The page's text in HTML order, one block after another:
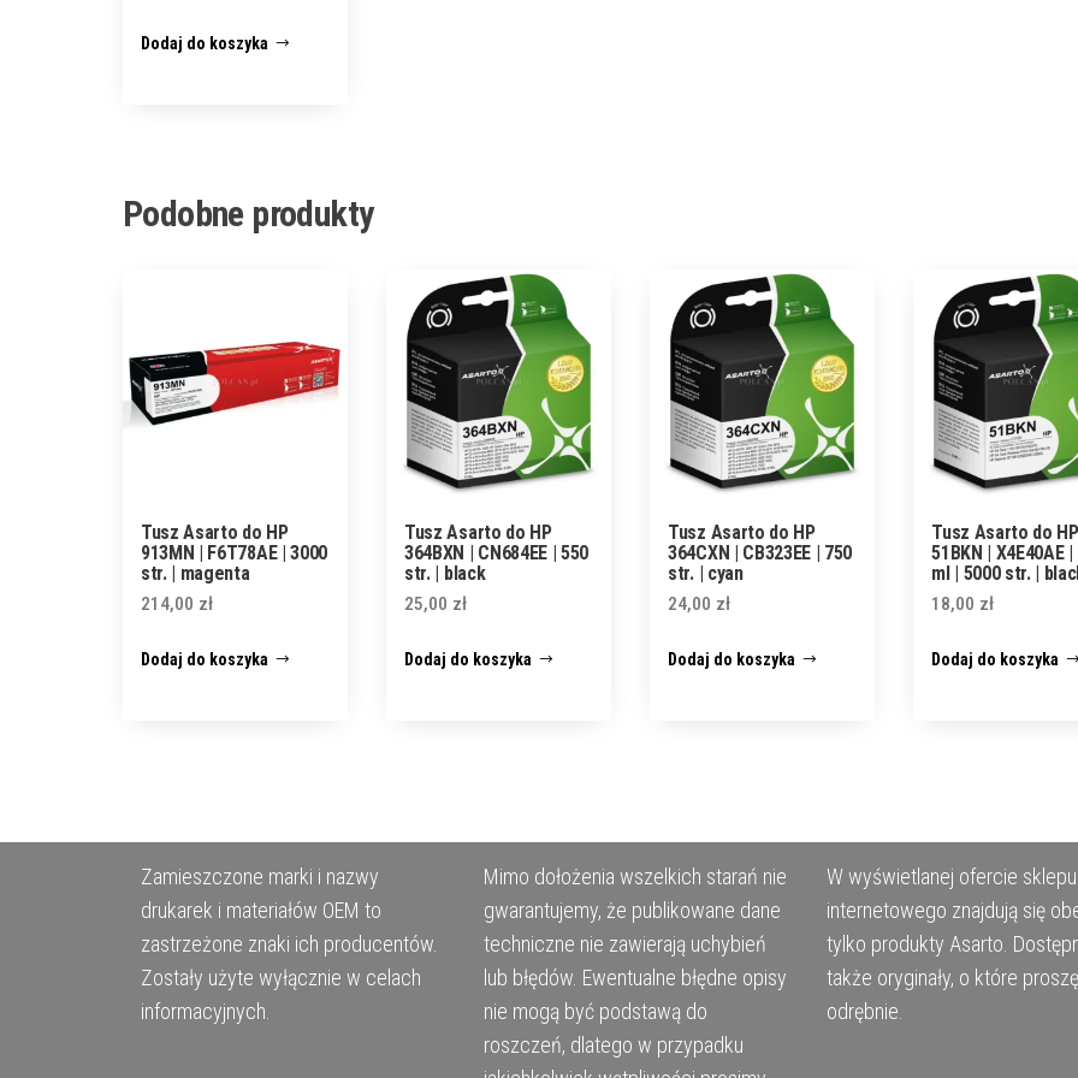
Dodaj do koszyka
Podobne produkty
Tusz Asarto do HP
913MN | F6T78AE | 3000
str. | magenta
214,00 zł
Dodaj do koszyka
Tusz Asarto do HP
364BXN | CN684EE | 550
str. | black
25,00 zł
Dodaj do koszyka
Tusz Asarto do HP
364CXN | CB323EE | 750
str. | cyan
24,00 zł
Dodaj do koszyka
Tusz Asarto do HP
51BKN | X4E40AE |
ml | 5000 str. |
18,00 zł
Dodaj do koszyka
Zamieszczone marki i nazwy
drukarek i materiałów OEM to
zastrzeżone znaki ich producentów.
Zostały użyte wyłącznie w celach
informacyjnych.
Mimo dołożenia wszelkich starań nie
gwarantujemy, że publikowane dane
techniczne nie zawierają uchybień
lub błędów. Ewentualne błędne opisy
nie mogą być podstawą do
roszczeń, dlatego w przypadku
W wyświetlanej ofercie sklepu
internetowego znajdują się
tylko produkty Asarto.
także oryginały, o które
odrębnie.